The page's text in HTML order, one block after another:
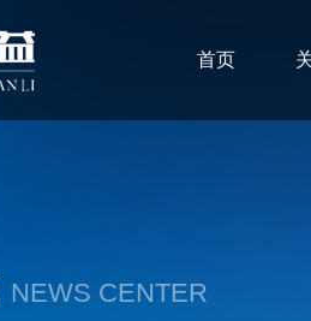
首页
NEWS CENTER